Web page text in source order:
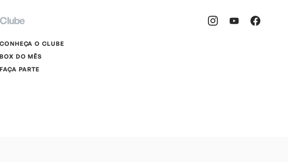
Clube
CONHEÇA O CLUBE
BOX DO MÊS
FAÇA PARTE